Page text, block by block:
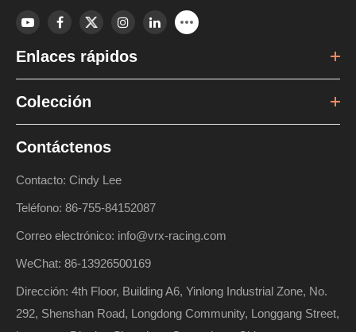
Enlaces rápidos
Colección
Contáctenos
Contacto: Cindy Lee
Teléfono: 86-755-84152087
Correo electrónico: info@vrx-racing.com
WeChat: 86-13926500169
Dirección: 4th Floor, Building A6, Yinlong Industrial Zone, No.
292, Shenshan Road, Longdong Community, Longgang Street,